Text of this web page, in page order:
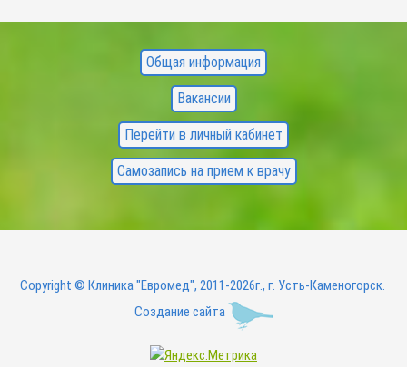
Общая информация
Вакансии
Перейти в личный кабинет
Самозапись на прием к врачу
Copyright © Клиника "Евромед", 2011-2026г., г. Усть-Каменогорск.
Создание сайта